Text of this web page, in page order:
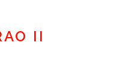
II